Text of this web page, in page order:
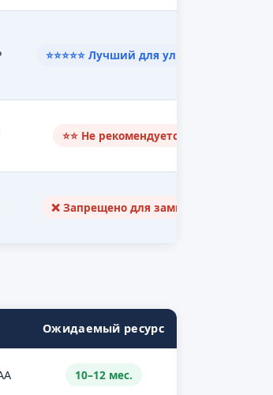
⭐⭐⭐⭐⭐ Лучший для улицы
⭐⭐ Не рекомендуется
❌ Запрещено для замков
Ожидаемый ресурс
10–12 мес.